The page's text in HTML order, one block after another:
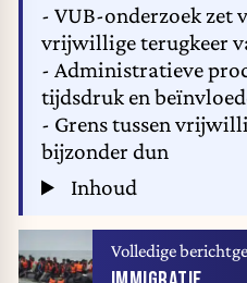
- VUB-onderzoek zet
vrijwillige terugkeer
- Administratieve
tijdsdruk en
- Grens tussen
bijzonder dun
Inhoud
Volledige